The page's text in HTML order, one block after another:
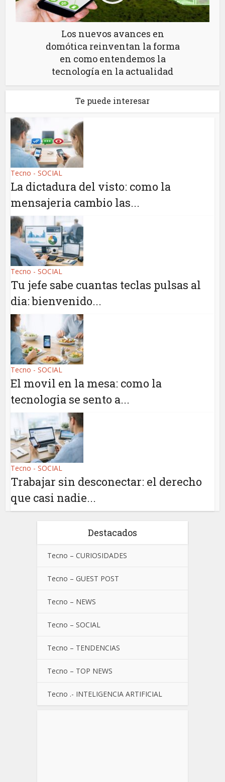
Los nuevos avances en
domótica reinventan la forma
en como entendemos la
tecnología en la actualidad
Te puede interesar
Tecno - SOCIAL
La dictadura del visto: como la
mensajeria cambio las...
Tecno - SOCIAL
Tu jefe sabe cuantas teclas pulsas al
dia: bienvenido...
Tecno - SOCIAL
El movil en la mesa: como la
tecnologia se sento a...
Tecno - SOCIAL
Trabajar sin desconectar: el derecho
que casi nadie...
Destacados
Tecno – CURIOSIDADES
Tecno – GUEST POST
Tecno – NEWS
Tecno – SOCIAL
Tecno – TENDENCIAS
Tecno – TOP NEWS
Tecno .- INTELIGENCIA ARTIFICIAL